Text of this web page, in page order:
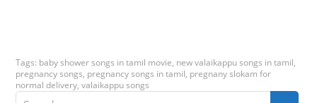
Tags: baby shower songs in tamil movie, new valaikappu songs in tamil,
pregnancy songs, pregnancy songs in tamil, pregnany slokam for
normal delivery,valaikappu songs